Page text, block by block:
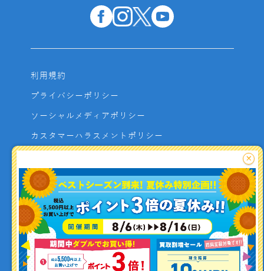
釣り情報を
投稿する
利用規約
プライバシーポリシー
ソーシャルメディアポリシー
カスタマーハラスメントポリシー
よくあるご質問
お問い合わせ
利用者資金の保全方法
×